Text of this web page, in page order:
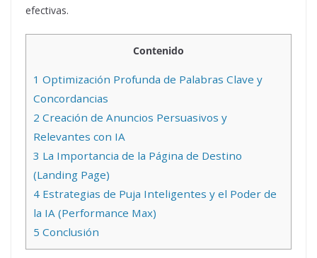
efectivas.
Contenido
1 Optimización Profunda de Palabras Clave y
Concordancias
2 Creación de Anuncios Persuasivos y
Relevantes con IA
3 La Importancia de la Página de Destino
(Landing Page)
4 Estrategias de Puja Inteligentes y el Poder de
la IA (Performance Max)
5 Conclusión